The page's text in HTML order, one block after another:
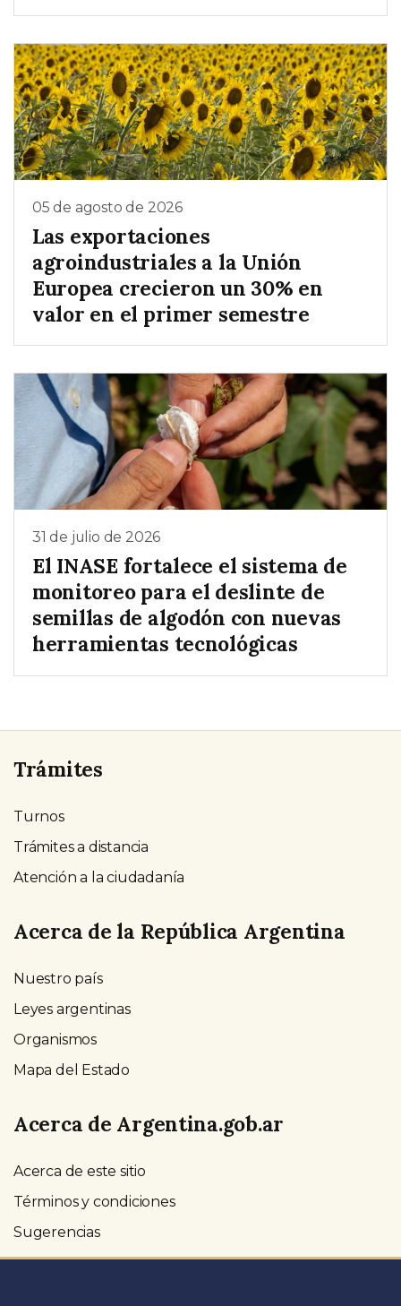
05 de agosto de 2026
Las exportaciones
agroindustriales a la Unión
Europea crecieron un 30% en
valor en el primer semestre
31 de julio de 2026
El INASE fortalece el sistema de
monitoreo para el deslinte de
semillas de algodón con nuevas
herramientas tecnológicas
Trámites
Turnos
Trámites a distancia
Atención a la ciudadanía
Acerca de la República Argentina
Nuestro país
Leyes argentinas
Organismos
Mapa del Estado
Acerca de Argentina.gob.ar
Acerca de este sitio
Términos y condiciones
Sugerencias